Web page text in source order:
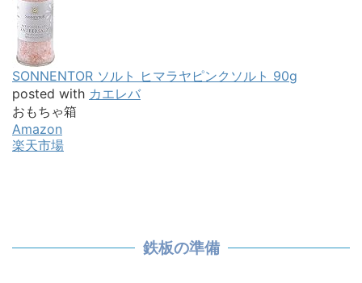
SONNENTOR ソルト ヒマラヤピンクソルト 90g
posted with カエレバ
おもちゃ箱
Amazon
楽天市場
鉄板の準備